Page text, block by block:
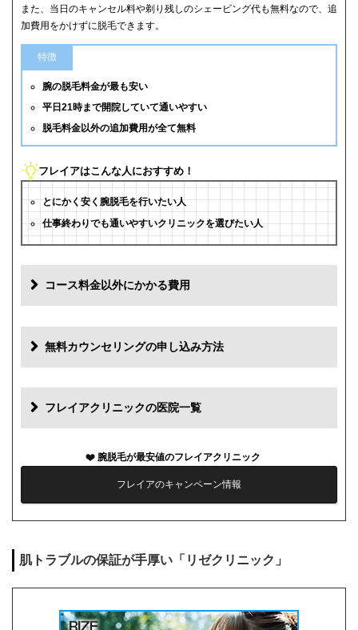
また、当日のキャンセル料や剃り残しのシェービング代も無料なので、追
加費用をかけずに脱毛できます。
特徴
腕の脱毛料金が最も安い
平日21時まで開院していて通いやすい
脱毛料金以外の追加費用が全て無料
フレイアはこんな人におすすめ！
とにかく安く腕脱毛を行いたい人
仕事終わりでも通いやすいクリニックを選びたい人
コース料金以外にかかる費用
初診料 0円
再診料
薬代 0円
シェービング代 0円
キャンセル料 1回まで0円
無料カウンセリングの申し込み方法
フレイアクリニックの医院一覧
腕脱毛が最安値のフレイアクリニック
フレイアのキャンペーン情報
肌トラブルの保証が手厚い「リゼクリニック」